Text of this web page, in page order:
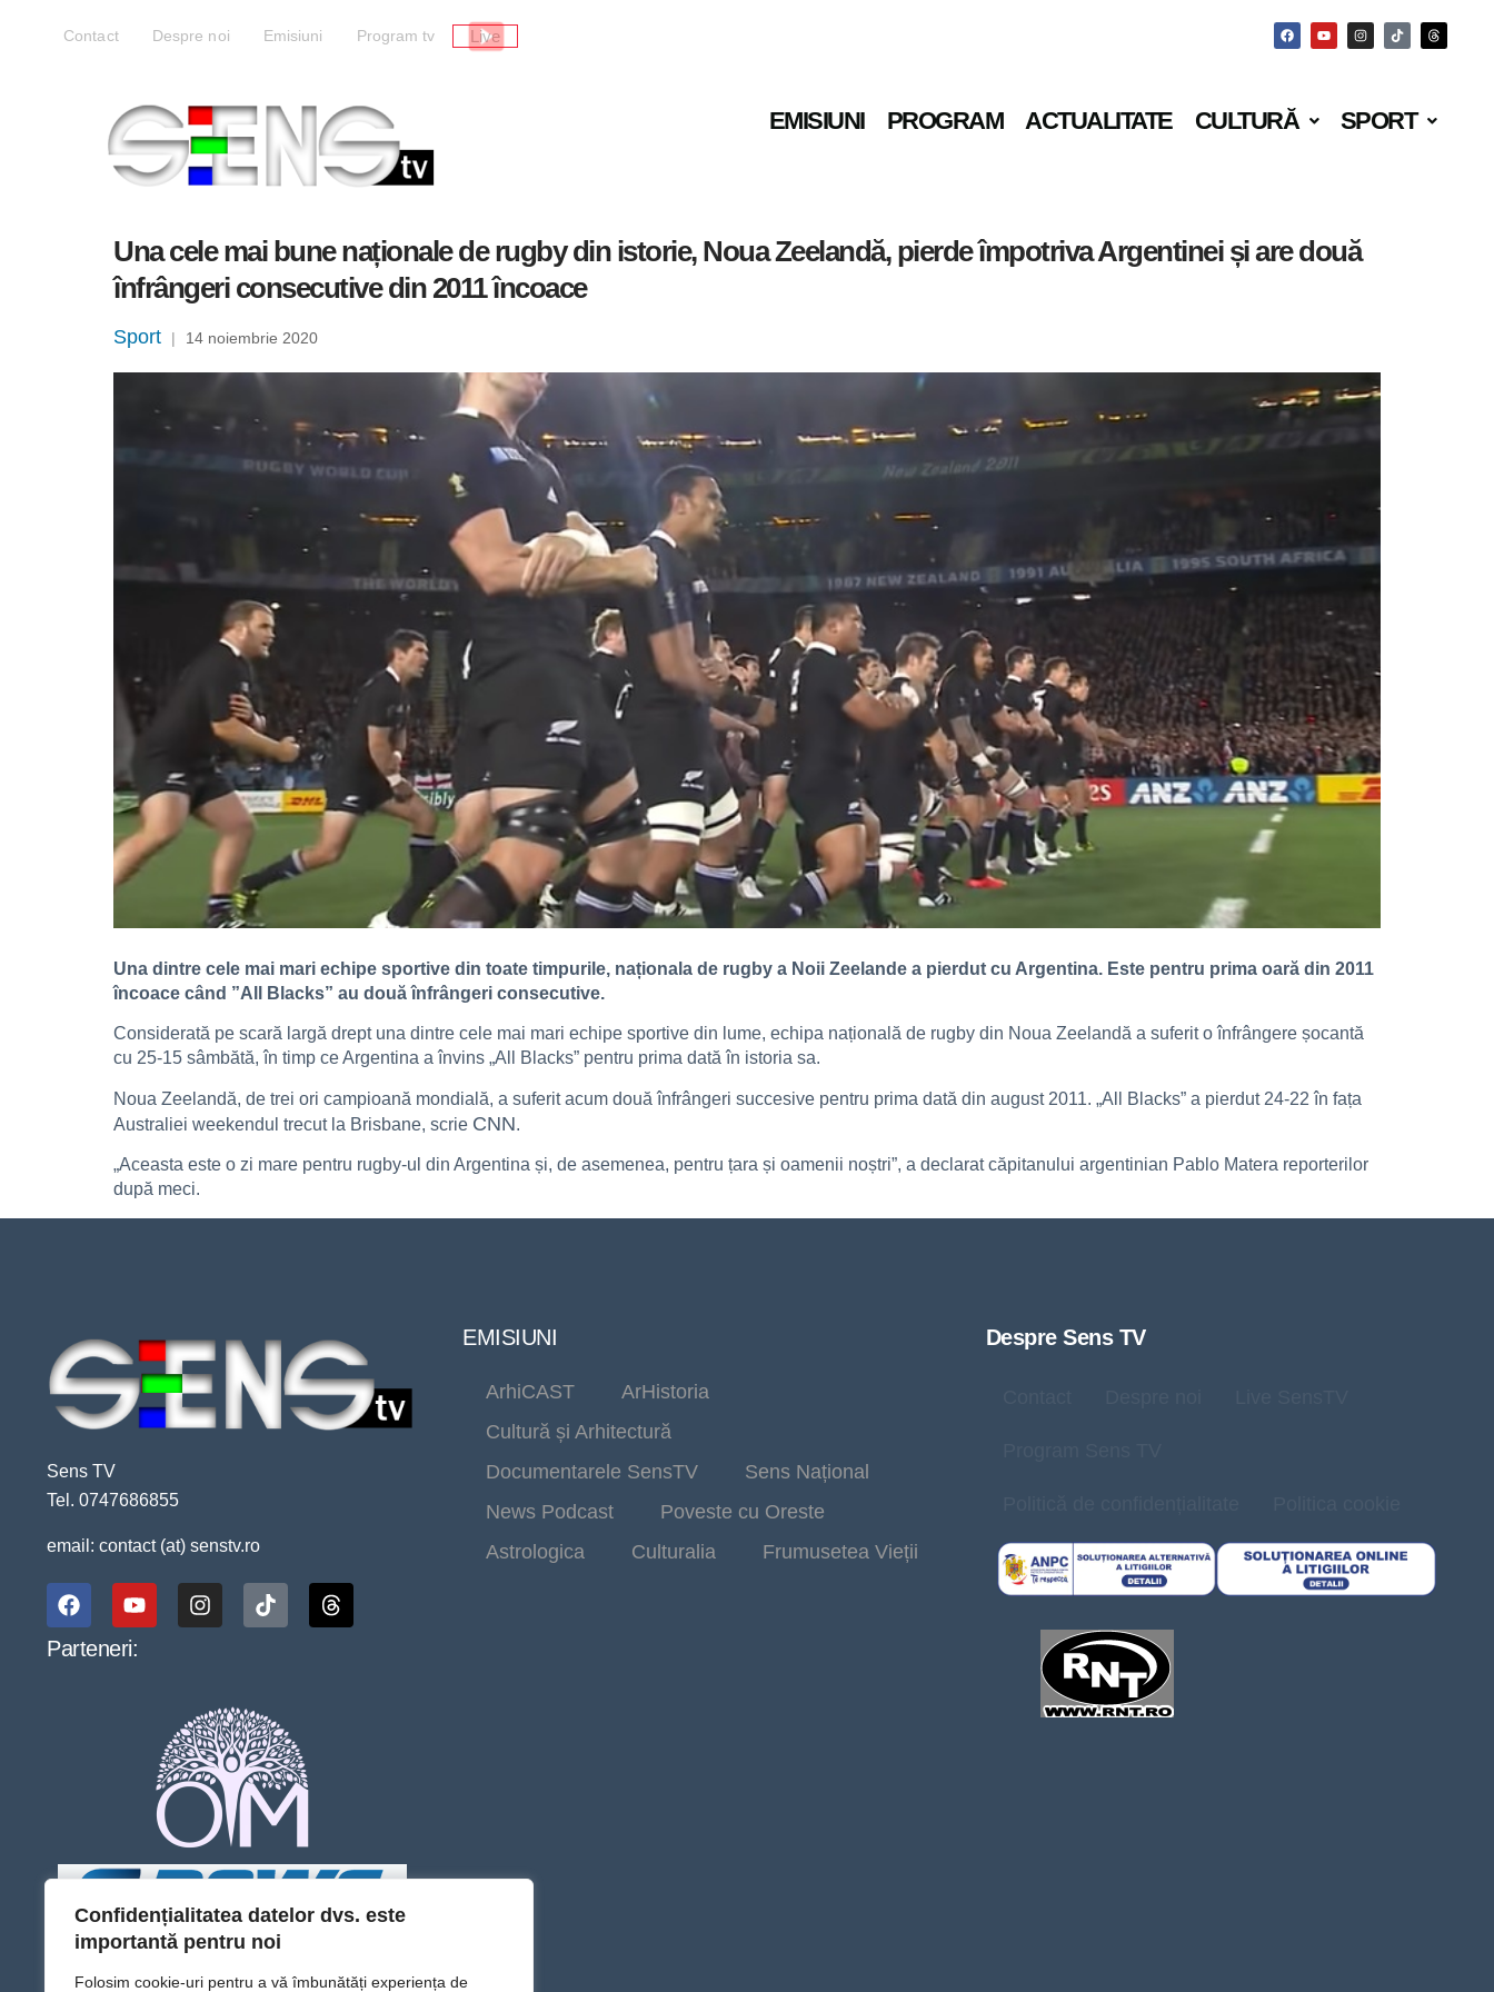
Confidențialitatea datelor dvs. este
importantă pentru noi
Folosim cookie-uri pentru a vă îmbunătăți experiența de
Contact Despre noi Emisiuni Program tv Live
EMISIUNI PROGRAM ACTUALITATE CULTURĂ SPORT
Una cele mai bune naționale de rugby din istorie, Noua Zeelandă, pierde împotriva Argentinei și are două
înfrângeri consecutive din 2011 încoace
Sport | 14 noiembrie 2020
Una dintre cele mai mari echipe sportive din toate timpurile, naționala de rugby a Noii Zeelande a pierdut cu Argentina. Este pentru prima oară din 2011
încoace când ”All Blacks” au două înfrângeri consecutive.
Considerată pe scară largă drept una dintre cele mai mari echipe sportive din lume, echipa națională de rugby din Noua Zeelandă a suferit o înfrângere șocantă
cu 25-15 sâmbătă, în timp ce Argentina a învins „All Blacks” pentru prima dată în istoria sa.
Noua Zeelandă, de trei ori campioană mondială, a suferit acum două înfrângeri succesive pentru prima dată din august 2011. „All Blacks” a pierdut 24-22 în fața
Australiei weekendul trecut la Brisbane, scrie CNN.
„Aceasta este o zi mare pentru rugby-ul din Argentina și, de asemenea, pentru țara și oamenii noștri”, a declarat căpitanului argentinian Pablo Matera reporterilor
după meci.
Sens TV
Tel. 0747686855
email: contact (at) senstv.ro
Parteneri:
EMISIUNI
ArhiCAST
ArHistoria
Cultură și Arhitectură
Documentarele SensTV
Sens Național
News Podcast
Poveste cu Oreste
Astrologica
Culturalia Frumusetea Vieții
Despre Sens TV